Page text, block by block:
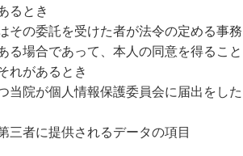
るとき
その委託を受けた者が法令の定める事務
る場合であって、本人の同意を得ること
れがあるとき
当院が個人情報保護委員会に届出をした
三者に提供されるデータの項目